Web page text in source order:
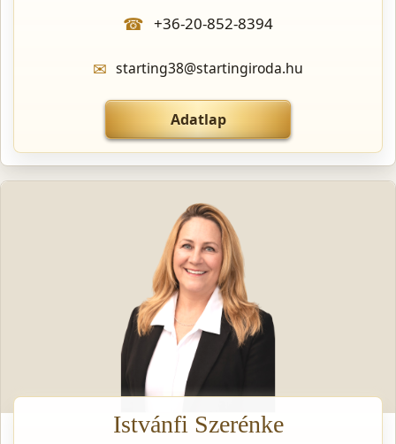
☎ +36-20-852-8394
✉ starting38@startingiroda.hu
Adatlap
Istvánfi Szerénke